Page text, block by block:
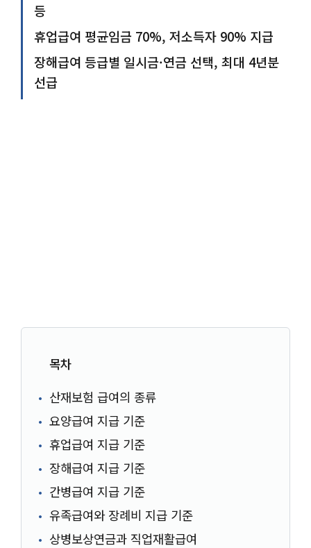
등
휴업급여 평균임금 70%, 저소득자 90% 지급
장해급여 등급별 일시금·연금 선택, 최대 4년분
선급
목차
산재보험 급여의 종류
요양급여 지급 기준
휴업급여 지급 기준
장해급여 지급 기준
간병급여 지급 기준
유족급여와 장례비 지급 기준
상병보상연금과 직업재활급여